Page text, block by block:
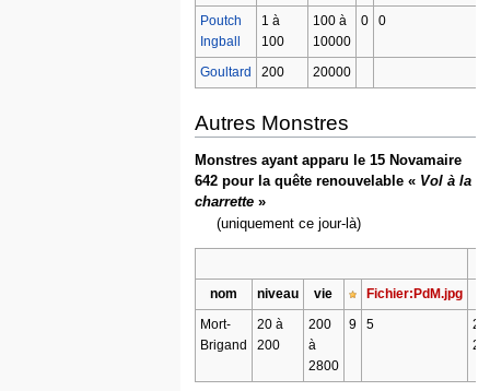
Poutch
Ingball
1 à
100
100 à
10000
0 0
Goultard 200 20000
Autres Monstres
Monstres ayant apparu le 15 Novamaire
642 pour la quête renouvelable « Vol à la
charrette»
(uniquement ce jour-là)
nom niveau vie
Fichier:PdM.jpg
Mort-
Brigand
20 à
200
200
à
2800
9 5
2 à